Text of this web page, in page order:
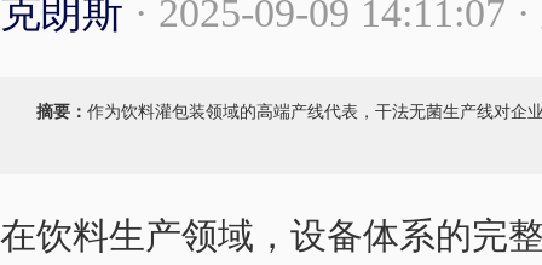
克朗斯 · 2025-09-09 14:11:07
摘要： 作为饮料灌包装领域的高端产线代表，干法无菌生产线对企
在饮料生产领域，设备体系的完